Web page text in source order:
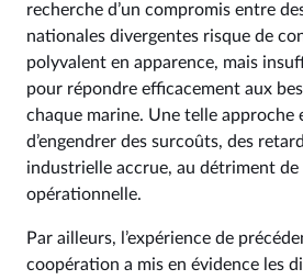
recherche d’un compromis entre
nationales divergentes risque de
polyvalent en apparence, mais
pour répondre efficacement aux
chaque marine. Une telle approche
d’engendrer des surcoûts, des
industrielle accrue, au détriment de
opérationnelle.
Par ailleurs, l’expérience de
coopération a mis en évidence les